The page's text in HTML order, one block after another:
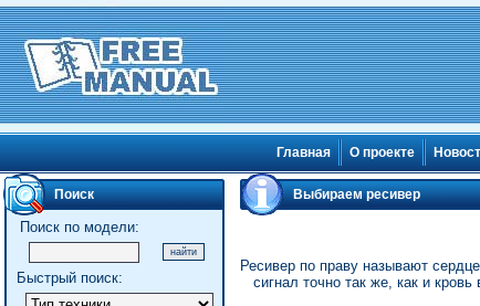
Главная О проекте
Поиск
Поиск по модели:
Быстрый поиск:
Выбираем ресивер
Ресивер по праву называют
сигнал точно так же, как и